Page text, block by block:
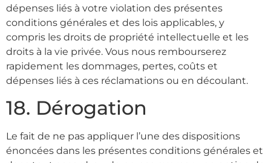
dépenses liés à votre violation des présentes
conditions générales et des lois applicables, y
compris les droits de propriété intellectuelle et les
droits à la vie privée. Vous nous rembourserez
rapidement les dommages, pertes, coûts et
dépenses liés à ces réclamations ou en découlant.
18. Dérogation
Le fait de ne pas appliquer l’une des dispositions
énoncées dans les présentes conditions générales et